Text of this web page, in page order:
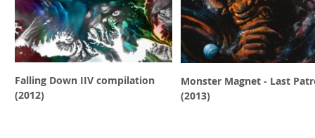
Falling Down IIV compilation
(2012)
Monster Magnet - Last
(2013)